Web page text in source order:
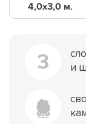
4,0х3,0 м.
3
и